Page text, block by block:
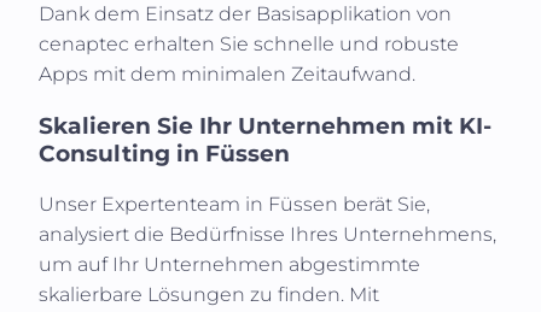
Dank dem Einsatz der Basisapplikation von
cenaptec erhalten Sie schnelle und robuste
Apps mit dem minimalen Zeitaufwand.
Skalieren Sie Ihr Unternehmen mit KI-
Consulting in Füssen
Unser Expertenteam in Füssen berät Sie,
analysiert die Bedürfnisse Ihres Unternehmens,
um auf Ihr Unternehmen abgestimmte
skalierbare Lösungen zu finden. Mit